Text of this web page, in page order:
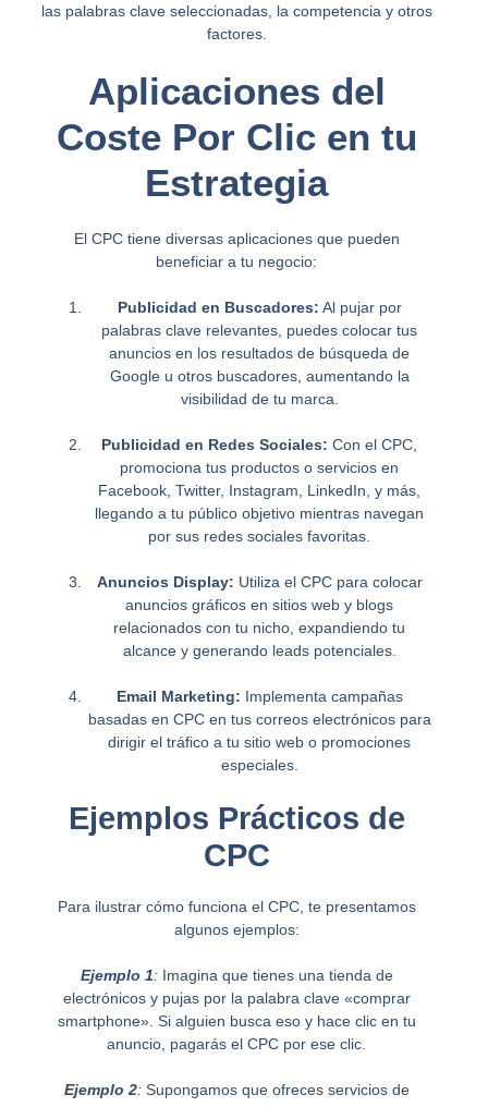
las palabras clave seleccionadas, la competencia y otros
factores.
Aplicaciones del
Coste Por Clic en tu
Estrategia
El CPC tiene diversas aplicaciones que pueden
beneficiar a tu negocio:
Publicidad en Buscadores: Al pujar por
palabras clave relevantes, puedes colocar tus
anuncios en los resultados de búsqueda de
Google u otros buscadores, aumentando la
visibilidad de tu marca.
Publicidad en Redes Sociales: Con el CPC,
promociona tus productos o servicios en
Facebook, Twitter, Instagram, LinkedIn, y más,
llegando a tu público objetivo mientras navegan
por sus redes sociales favoritas.
Anuncios Display: Utiliza el CPC para colocar
anuncios gráficos en sitios web y blogs
relacionados con tu nicho, expandiendo tu
alcance y generando leads potenciales.
Email Marketing: Implementa campañas
basadas en CPC en tus correos electrónicos para
dirigir el tráfico a tu sitio web o promociones
especiales.
Ejemplos Prácticos de
CPC
Para ilustrar cómo funciona el CPC, te presentamos
algunos ejemplos:
Ejemplo 1:Imagina que tienes una tienda de
electrónicos y pujas por la palabra clave «comprar
smartphone». Si alguien busca eso y hace clic en tu
anuncio, pagarás el CPC por ese clic.
Ejemplo 2:Supongamos que ofreces servicios de